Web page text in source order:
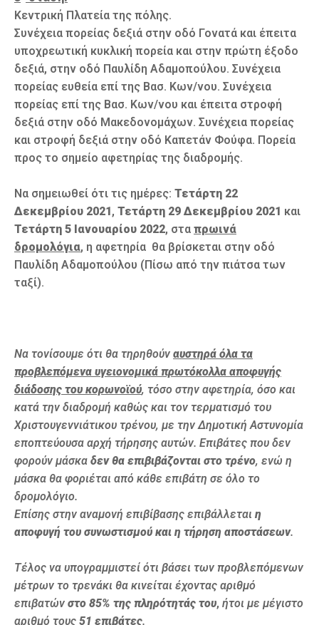
Κεντρική Πλατεία της πόλης.
Συνέχεια πορείας δεξιά στην οδό Γονατά και έπειτα
υποχρεωτική κυκλική πορεία και στην πρώτη έξοδο
δεξιά, στην οδό Παυλίδη Αδαμοπούλου. Συνέχεια
πορείας ευθεία επί της Βασ. Κων/νου. Συνέχεια
πορείας επί της Βασ. Κων/νου και έπειτα στροφή
δεξιά στην οδό Μακεδονομάχων. Συνέχεια πορείας
και στροφή δεξιά στην οδό Καπετάν Φούφα. Πορεία
προς το σημείο αφετηρίας της διαδρομής.
Να σημειωθεί ότι τις ημέρες: Τετάρτη 22
Δεκεμβρίου 2021 , Τετάρτη 29 Δεκεμβρίου 2021 και
Τετάρτη 5 Ιανουαρίου 2022, στα πρωινά
δρομολόγια, η αφετηρία θα βρίσκεται στην οδό
Παυλίδη Αδαμοπούλου (Πίσω από την πιάτσα των
ταξί).
Να τονίσουμε ότι θα τηρηθούν αυστηρά όλα τα
προβλεπόμενα υγειονομικά πρωτόκολλα αποφυγής
διάδοσης του κορωνοϊού, τόσο στην αφετηρία, όσο και
κατά την διαδρομή καθώς και τον τερματισμό του
Χριστουγεννιάτικου τρένου, με την Δημοτική Αστυνομία
εποπτεύουσα αρχή τήρησης αυτών. Επιβάτες που δεν
φορούν μάσκα δεν θα επιβιβάζονται στο τρένο, ενώ η
μάσκα θα φοριέται από κάθε επιβάτη σε όλο το
δρομολόγιο.
Επίσης στην αναμονή επιβίβασης επιβάλλεται η
αποφυγή του συνωστισμού και η τήρηση αποστάσεων.
Τέλος να υπογραμμιστεί ότι βάσει των προβλεπόμενων
μέτρων το τρενάκι θα κινείται έχοντας αριθμό
επιβατών στο 85% της πληρότητάς του, ήτοι με μέγιστο
αριθμό τους 51 επιβάτες.